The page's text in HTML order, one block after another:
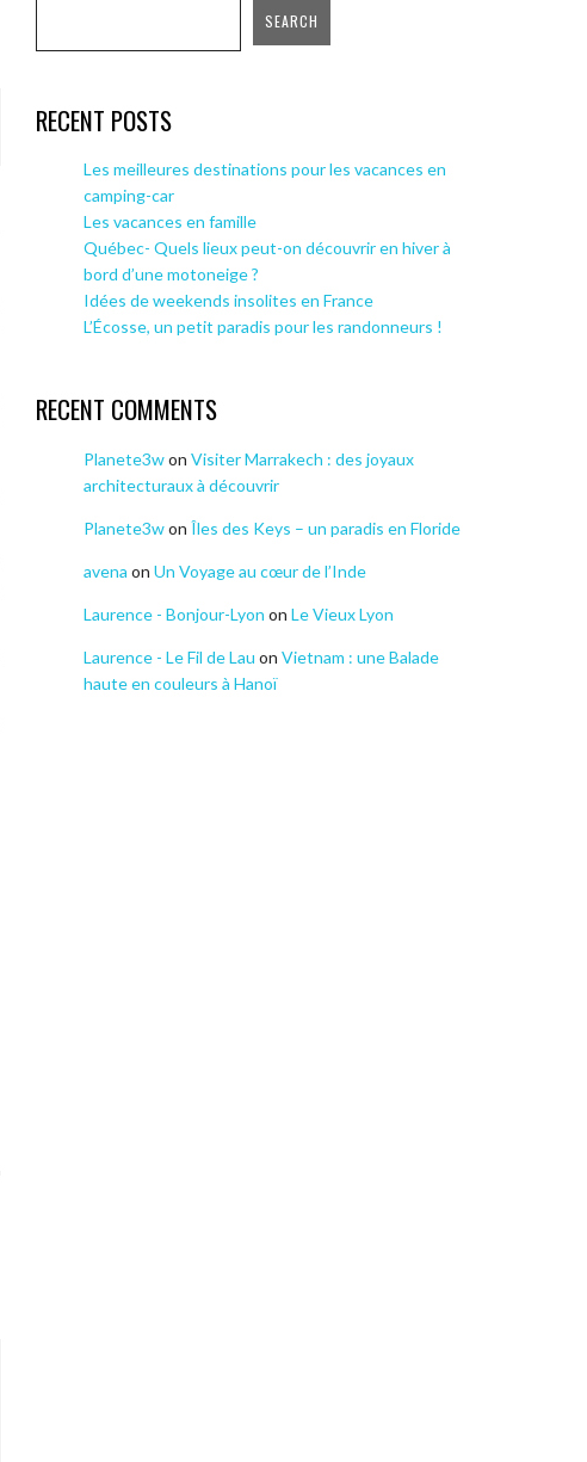
SEARCH
RECENT POSTS
Les meilleures destinations pour les vacances en
camping-car
Les vacances en famille
Québec- Quels lieux peut-on découvrir en hiver à
bord d’une motoneige ?
Idées de weekends insolites en France
L’Écosse, un petit paradis pour les randonneurs !
RECENT COMMENTS
Planete3won Visiter Marrakech : des joyaux
architecturaux à découvrir
Planete3won Îles des Keys – un paradis en Floride
avena on Un Voyage au cœur de l’Inde
Laurence - Bonjour-Lyon on Le Vieux Lyon
Laurence - Le Fil de Lau on Vietnam : une Balade
haute en couleurs à Hanoï